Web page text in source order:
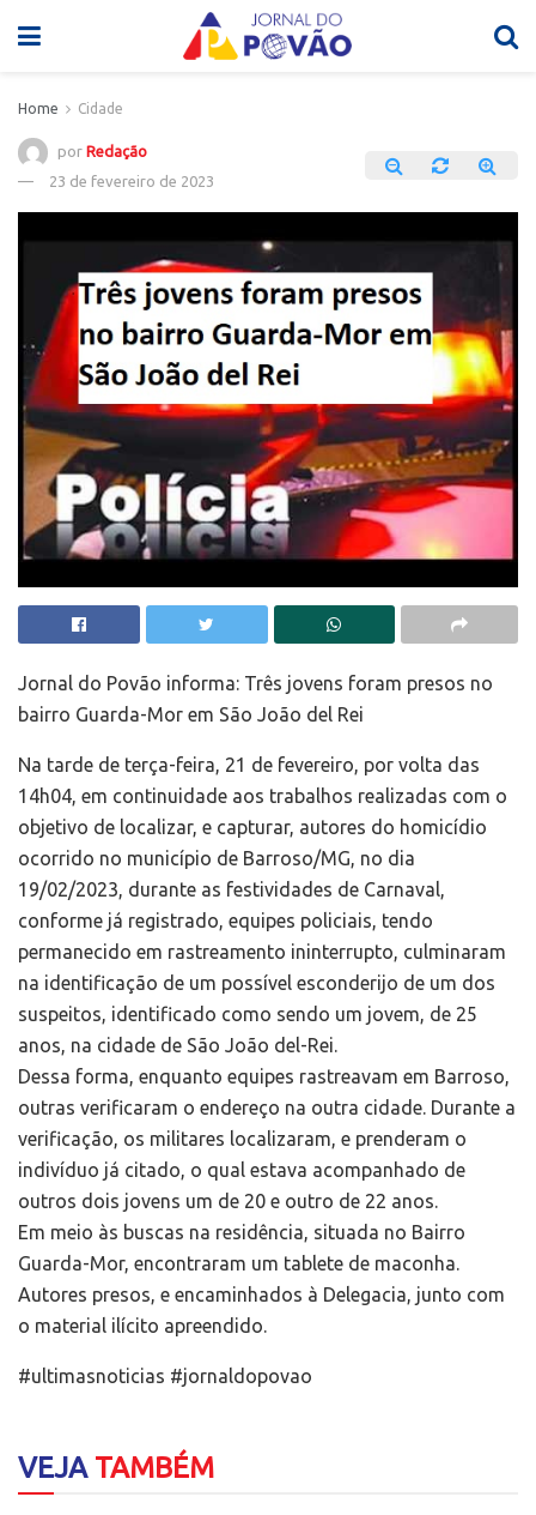
Home Cidade
por Redação
23 de fevereiro de 2023
Jornal do Povão informa: Três jovens foram presos no
bairro Guarda-Mor em São João del Rei
Na tarde de terça-feira, 21 de fevereiro, por volta das
14h04, em continuidade aos trabalhos realizadas com o
objetivo de localizar, e capturar, autores do homicídio
ocorrido no município de Barroso/MG, no dia
19/02/2023, durante as festividades de Carnaval,
conforme já registrado, equipes policiais, tendo
permanecido em rastreamento ininterrupto, culminaram
na identificação de um possível esconderijo de um dos
suspeitos, identificado como sendo um jovem, de 25
anos, na cidade de São João del-Rei.
Dessa forma, enquanto equipes rastreavam em Barroso,
outras verificaram o endereço na outra cidade. Durante a
verificação, os militares localizaram, e prenderam o
indivíduo já citado, o qual estava acompanhado de
outros dois jovens um de 20 e outro de 22 anos.
Em meio às buscas na residência, situada no Bairro
Guarda-Mor, encontraram um tablete de maconha.
Autores presos, e encaminhados à Delegacia, junto com
o material ilícito apreendido.
#ultimasnoticias #jornaldopovao
VEJATAMBÉM